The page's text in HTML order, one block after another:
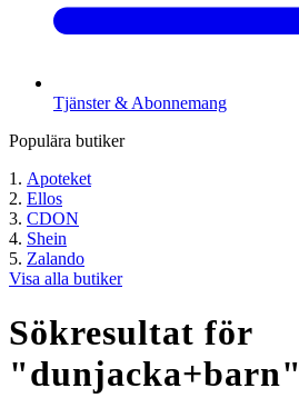
Tjänster & Abonnemang
Populära butiker
Apoteket
Ellos
CDON
Shein
Zalando
Visa alla butiker
Sökresultat för
"dunjacka+barn"